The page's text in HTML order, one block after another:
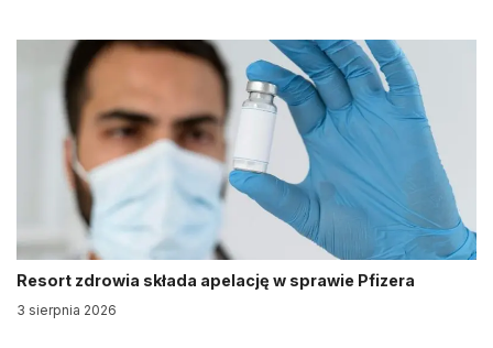
Resort zdrowia składa apelację w sprawie Pfizera
3 sierpnia 2026